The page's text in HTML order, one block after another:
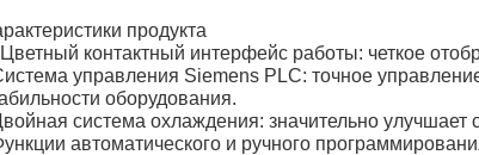
продукта
контактный интерфейс работы: четкое
управления Siemens PLC: точное
оборудования.
система охлаждения: значительно улучшает
автоматического и ручного